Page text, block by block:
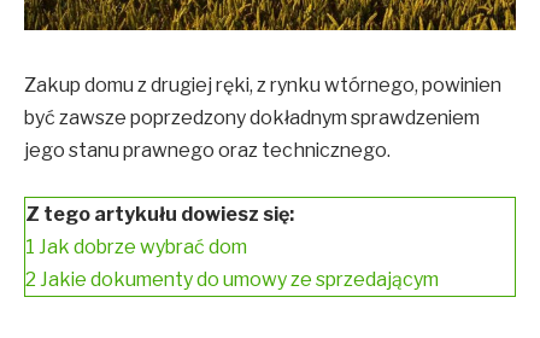
Zakup domu z drugiej ręki, z rynku wtórnego, powinien
być zawsze poprzedzony dokładnym sprawdzeniem
jego stanu prawnego oraz technicznego.
Z tego artykułu dowiesz się:
1 Jak dobrze wybrać dom
2 Jakie dokumenty do umowy ze sprzedającym